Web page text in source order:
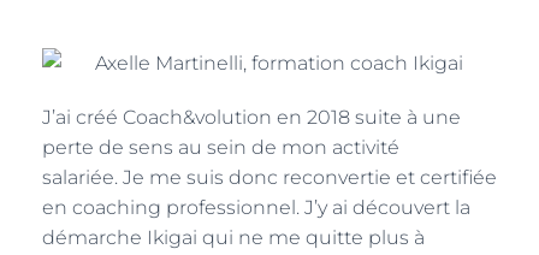
J’ai créé Coach&volution en 2018 suite à une
perte de sens au sein de mon activité
salariée. Je me suis donc reconvertie et certifiée
en coaching professionnel. J’y ai découvert la
démarche Ikigai qui ne me quitte plus à